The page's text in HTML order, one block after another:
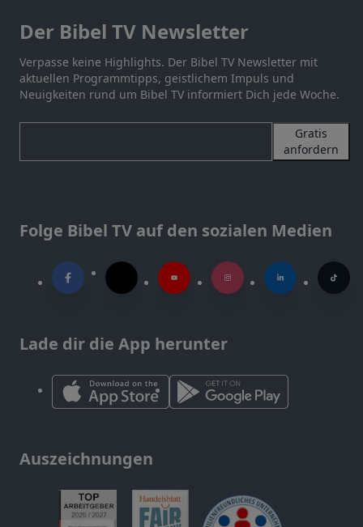
Der Bibel TV Newsletter
Verpasse keine Highlights. Der Bibel TV Newsletter mit
aktuellen Programmtipps, geistlichem Impuls und
Neuigkeiten rund um Bibel TV informiert Dich jede Woche.
Gratis
anfordern
Folge Bibel TV auf den sozialen Medien
Lade dir die App herunter
Auszeichnungen